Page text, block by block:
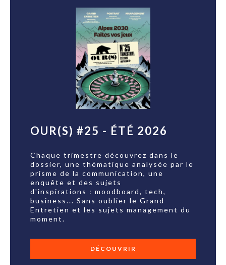
OUR(S) #25 - ÉTÉ 2026
Chaque trimestre découvrez dans le
dossier, une thématique analysée par le
prisme de la communication, une
enquête et des sujets
d'inspirations : moodboard, tech,
business... Sans oublier le Grand
Entretien et les sujets management du
moment.
DÉCOUVRIR